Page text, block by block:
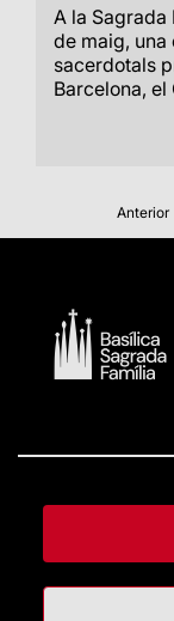
A la Sagrada
de maig, una
sacerdotals
Barcelona, el
Anterior